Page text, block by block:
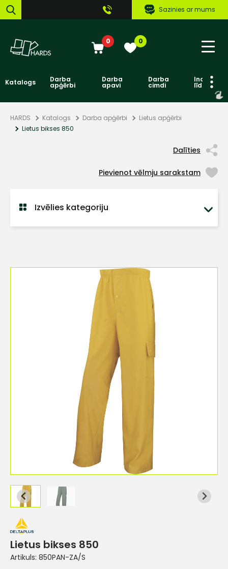
Sazinies ar mums
0 0
Katalogs Darba
apģērbi
Darba
apavi
Darba
cimdi līdzekļi
HARDS Katalogs Darba apģērbi
Lietus apģērbi
Lietus bikses 850
Dalīties
Pievienot vēlmju sarakstam
Izvēlies kategoriju
Lietus bikses 850
Artikuls: 850PAN-ZA/S